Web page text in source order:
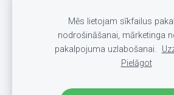
Copyrights / Autortiesības
Mēs lietojam sīkfailus
nodrošināšanai, mārketinga
pakalpojuma uzlabošanai.
Pielāgot